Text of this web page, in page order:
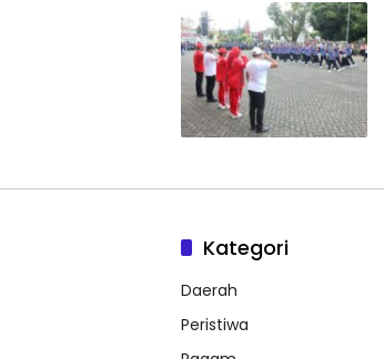
Kategori
Daerah
Peristiwa